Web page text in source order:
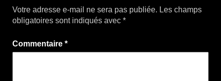
Votre adresse e-mail ne sera pas publiée. Les champs
obligatoires sont indiqués avec *
Commentaire *